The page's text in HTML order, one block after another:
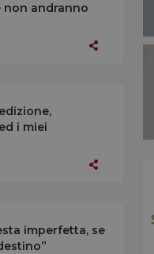
non andranno
i miei
imperfetta, se